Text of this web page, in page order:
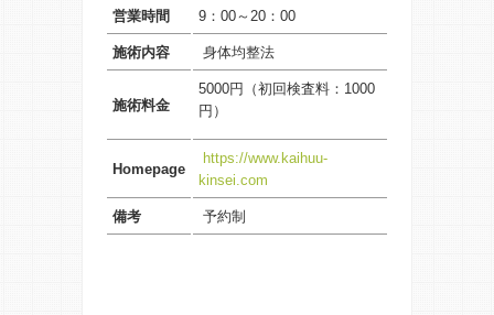
営業時間 9：00～20：00
施術内容 身体均整法
施術料金
5000円（初回検査料：1000
円）
Homepage
https://www.kaihuu-
kinsei.com
備考 予約制